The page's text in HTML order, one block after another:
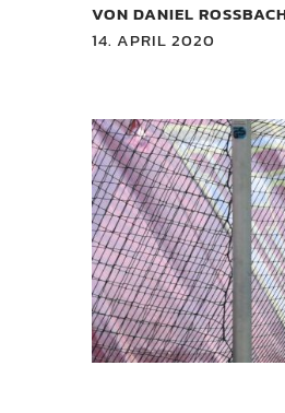
VON DANIEL ROSSBACH
14. APRIL 2020